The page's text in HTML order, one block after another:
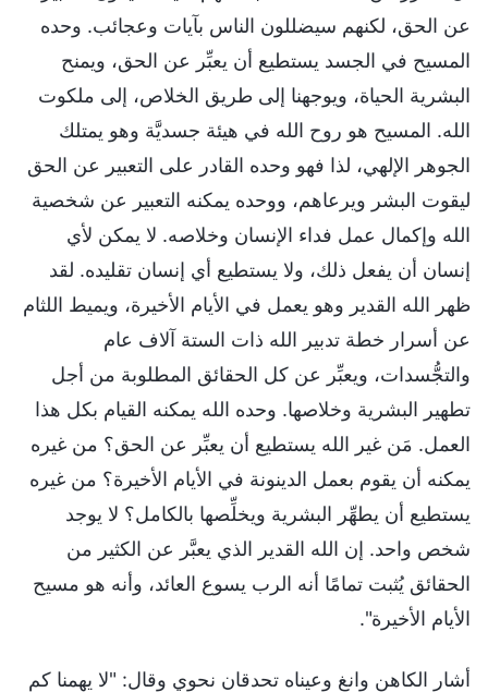
عن الحق، لكنهم سيضللون الناس بآيات وعجائب. وحده
المسيح في الجسد يستطيع أن يعبِّر عن الحق، ويمنح
البشرية الحياة، ويوجهنا إلى طريق الخلاص، إلى ملكوت
الله. المسيح هو روح الله في هيئة جسديَّة وهو يمتلك
الجوهر الإلهي، لذا فهو وحده القادر على التعبير عن الحق
ليقوت البشر ويرعاهم، ووحده يمكنه التعبير عن شخصية
الله وإكمال عمل فداء الإنسان وخلاصه. لا يمكن لأي
إنسان أن يفعل ذلك، ولا يستطيع أي إنسان تقليده. لقد
ظهر الله القدير وهو يعمل في الأيام الأخيرة، ويميط اللثام
عن أسرار خطة تدبير الله ذات الستة آلاف عام
والتجُّسدات، ويعبِّر عن كل الحقائق المطلوبة من أجل
تطهير البشرية وخلاصها. وحده الله يمكنه القيام بكل هذا
العمل. مَن غير الله يستطيع أن يعبِّر عن الحق؟ من غيره
يمكنه أن يقوم بعمل الدينونة في الأيام الأخيرة؟ من غيره
يستطيع أن يطهِّر البشرية ويخلِّصها بالكامل؟ لا يوجد
شخص واحد. إن الله القدير الذي يعبَّر عن الكثير من
الحقائق يُثبت تمامًا أنه الرب يسوع العائد، وأنه هو مسيح
الأيام الأخيرة".
أشار الكاهن وانغ وعيناه تحدقان نحوي وقال: "لا يهمنا كم